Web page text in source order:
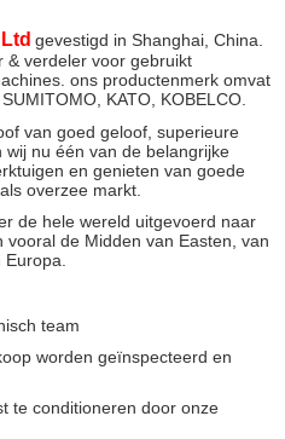
gevestigd in Shanghai, China
& verdeler voor gebruikt
ons productenmerk omvat
KATO, KOBELCO.
van goed geloof, superieure
nu één van de belangrijke
en genieten van goede
overzee markt.
de hele wereld uitgevoerd naar
de Midden van Easten, van
team
worden geïnspecteerd en
te conditioneren door onze